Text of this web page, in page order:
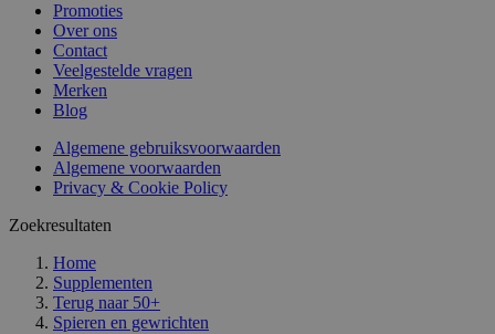
Promoties
Over ons
Contact
Veelgestelde vragen
Merken
Blog
Algemene gebruiksvoorwaarden
Algemene voorwaarden
Privacy & Cookie Policy
Zoekresultaten
Home
Supplementen
Terug naar 50+
Spieren en gewrichten